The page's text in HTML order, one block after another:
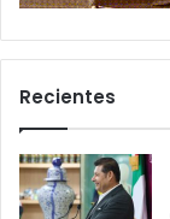
Recientes